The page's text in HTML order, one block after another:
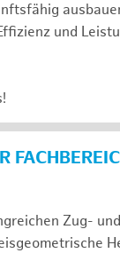
und
Zug-